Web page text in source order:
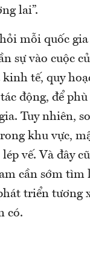
lai”.
mỗi quốc gia
sự vào cuộc
kinh tế, quy
động, để
Tuy nhiên,
khu vực,
vế. Và đây
cần sớm tìm
triển tương
có.